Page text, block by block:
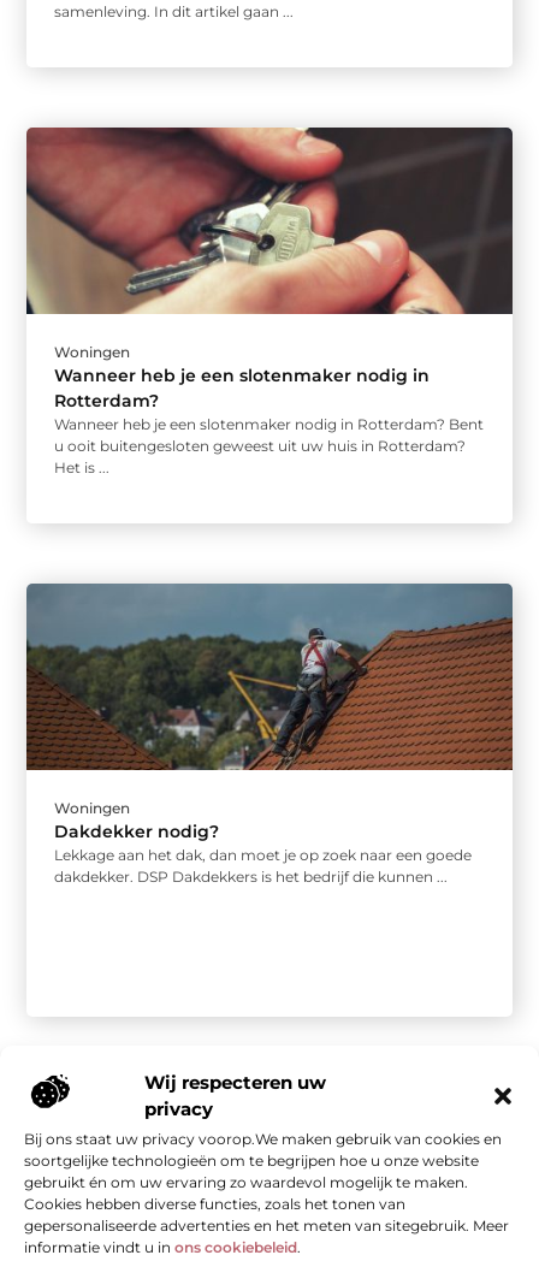
Wij respecteren uw
privacy
Bij ons staat uw privacy voorop.We maken gebruik van cookies en
soortgelijke technologieën om te begrijpen hoe u onze website
gebruikt én om uw ervaring zo waardevol mogelijk te maken.
Cookies hebben diverse functies, zoals het tonen van
gepersonaliseerde advertenties en het meten van sitegebruik. Meer
informatie vindt u in ons cookiebeleid.
samenleving. In dit artikel gaan ...
Woningen
Wanneer heb je een slotenmaker nodig in
Rotterdam?
Wanneer heb je een slotenmaker nodig in Rotterdam? Bent
u ooit buitengesloten geweest uit uw huis in Rotterdam?
Het is ...
Woningen
Dakdekker nodig?
Lekkage aan het dak, dan moet je op zoek naar een goede
dakdekker. DSP Dakdekkers is het bedrijf die kunnen ...
Onze informatie